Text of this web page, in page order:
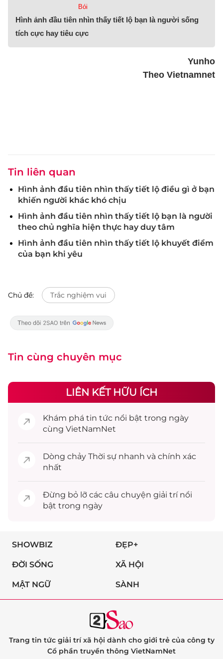
Bói
Hình ảnh đầu tiên nhìn thấy tiết lộ bạn là người sống
tích cực hay tiêu cực
Yunho
Theo Vietnamnet
Tin liên quan
Hình ảnh đầu tiên nhìn thấy tiết lộ điều gì ở bạn
khiến người khác khó chịu
Hình ảnh đầu tiên nhìn thấy tiết lộ bạn là người
theo chủ nghĩa hiện thực hay duy tâm
Hình ảnh đầu tiên nhìn thấy tiết lộ khuyết điểm
của bạn khi yêu
Chủ đề: Trắc nghiệm vui
Tin cùng chuyên mục
LIÊN KẾT HỮU ÍCH
Khám phá tin tức nổi bật trong ngày
cùng VietNamNet
Dòng chảy Thời sự nhanh và chính xác
nhất
Đừng bỏ lỡ các câu chuyện giải trínổi
bật trong ngày
SHOWBIZ ĐẸP+
ĐỜI SỐNG XÃ HỘI
MẬT NGỮ SÀNH
Trang tin tức giải trí xã hội dành cho giới trẻ của công ty
Cổ phần truyền thông VietNamNet